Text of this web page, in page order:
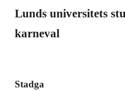
Lunds universitets
karneval
Stadga